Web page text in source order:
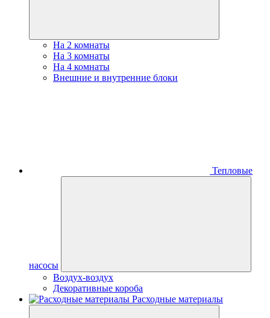
На 2 комнаты
На 3 комнаты
На 4 комнаты
Внешние и внутренние блоки
Тепловые
насосы
Воздух-воздух
Декоративные короба
Расходные материалы